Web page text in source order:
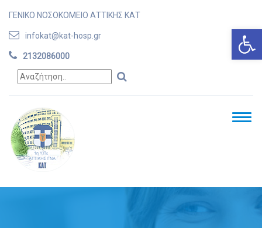
ΓΕΝΙΚΟ ΝΟΣΟΚΟΜΕΙΟ ΑΤΤΙΚΗΣ ΚΑΤ
infokat@kat-hosp.gr
2132086000